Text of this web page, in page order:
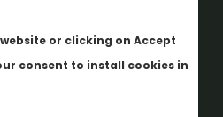
or clicking on Accept
consent to install cookies in